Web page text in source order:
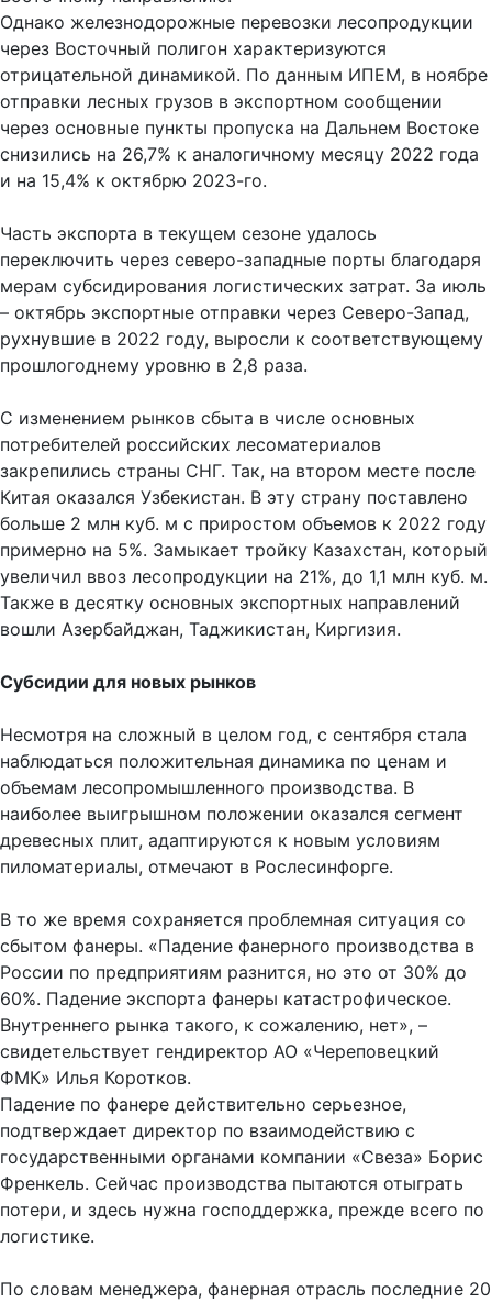
Однако железнодорожные перевозки лесопродукции
через Восточный полигон характеризуются
отрицательной динамикой. По данным ИПЕМ, в ноябре
отправки лесных грузов в экспортном сообщении
через основные пункты пропуска на Дальнем Востоке
снизились на 26,7% к аналогичному месяцу 2022 года
и на 15,4% к октябрю 2023-го.
Часть экспорта в текущем сезоне удалось
переключить через северо-западные порты благодаря
мерам субсидирования логистических затрат. За июль
– октябрь экспортные отправки через Северо-Запад,
рухнувшие в 2022 году, выросли к соответствующему
прошлогоднему уровню в 2,8 раза.
С изменением рынков сбыта в числе основных
потребителей российских лесоматериалов
закрепились страны СНГ. Так, на втором месте после
Китая оказался Узбекистан. В эту страну поставлено
больше 2 млн куб. м с приростом объемов к 2022 году
примерно на 5%. Замыкает тройку Казахстан, который
увеличил ввоз лесопродукции на 21%, до 1,1 млн куб. м.
Также в десятку основных экспортных направлений
вошли Азербайджан, Таджикистан, Киргизия.
Субсидии для новых рынков
Несмотря на сложный в целом год, с сентября стала
наблюдаться положительная динамика по ценам и
объемам лесопромышленного производства. В
наиболее выигрышном положении оказался сегмент
древесных плит, адаптируются к новым условиям
пиломатериалы, отмечают в Рослесинфорге.
В то же время сохраняется проблемная ситуация со
сбытом фанеры. «Падение фанерного производства в
России по предприятиям разнится, но это от 30% до
60%. Падение экспорта фанеры катастрофическое.
Внутреннего рынка такого, к сожалению, нет», –
свидетельствует гендиректор АО «Череповецкий
ФМК» Илья Коротков.
Падение по фанере действительно серьезное,
подтверждает директор по взаимодействию с
государственными органами компании «Свеза» Борис
Френкель. Сейчас производства пытаются отыграть
потери, и здесь нужна господдержка, прежде всего по
логистике.
По словам менеджера, фанерная отрасль последние 20